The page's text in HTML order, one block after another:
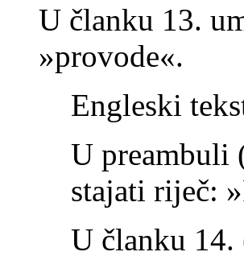
U članku 13.
»provode«.
Engleski
U preambuli
stajati riječ:
U članku 14.